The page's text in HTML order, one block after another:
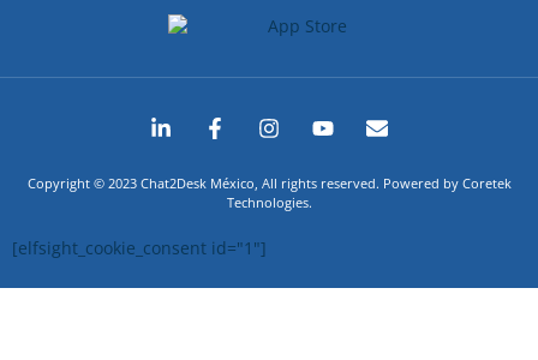
Copyright © 2023 Chat2Desk México, All rights reserved. Powered by Coretek
Technologies.
[elfsight_cookie_consent id="1"]